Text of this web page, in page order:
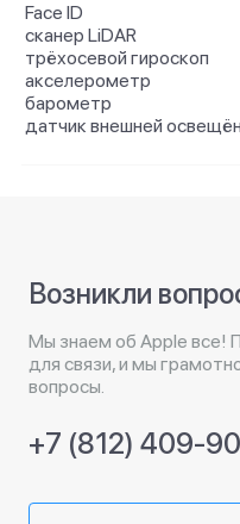
Face ID
сканер LiDAR
трёхосевой гироскоп
акселерометр
барометр
датчик внешней
Возникли
Мы знаем об Apple все!
для связи, и мы
вопросы.
+7 (812) 409-